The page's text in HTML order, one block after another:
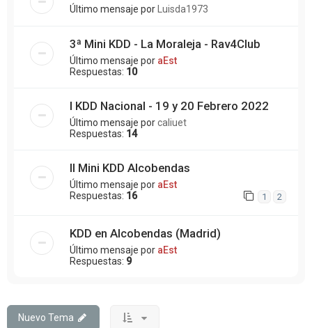
Último mensaje porLuisda1973
3ª Mini KDD - La Moraleja - Rav4Club
Último mensaje por aEst
Respuestas: 10
I KDD Nacional - 19 y 20 Febrero 2022
Último mensaje porcaliuet
Respuestas: 14
II Mini KDD Alcobendas
Último mensaje por aEst
Respuestas: 16 1 2
KDD en Alcobendas (Madrid)
Último mensaje por aEst
Respuestas: 9
Nuevo Tema